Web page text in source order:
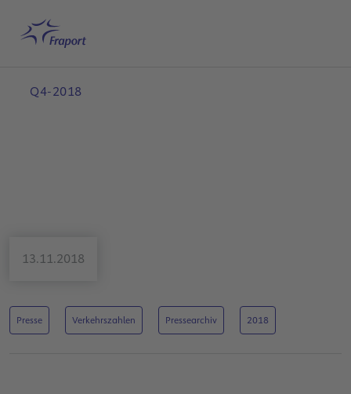
Startseite
Q4-2018
13.11.2018
Presse Verkehrszahlen Pressearchiv 2018